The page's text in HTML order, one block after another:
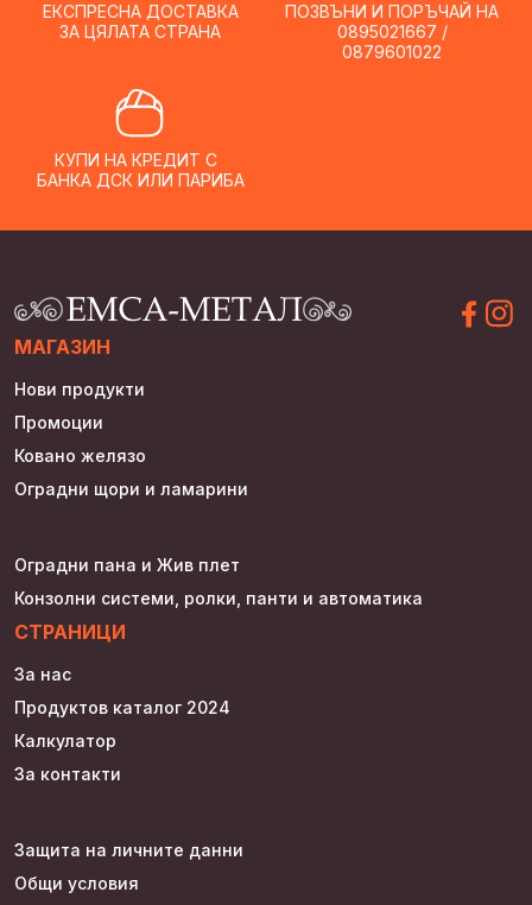
ЕКСПРЕСНА ДОСТАВКА
ЗА ЦЯЛАТА СТРАНА
ПОЗВЪНИ И ПОРЪЧАЙ НА
0895021667 /
0879601022
КУПИ НА КРЕДИТ С
БАНКА ДСК ИЛИ ПАРИБА
МАГАЗИН
Нови продукти
Промоции
Ковано желязо
Оградни щори и ламарини
Оградни пана и Жив плет
Конзолни системи, ролки, панти и автоматика
СТРАНИЦИ
За нас
Продуктов каталог 2024
Калкулатор
За контакти
Защита на личните данни
Общи условия